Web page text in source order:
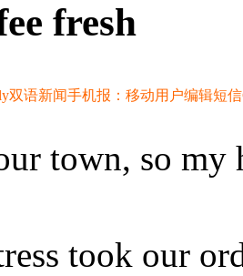
fresh
双语新闻手机报：移动用户编辑短信
town, so my
took our